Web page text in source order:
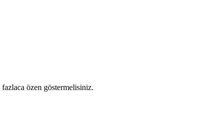
fazlaca özen göstermelisiniz.